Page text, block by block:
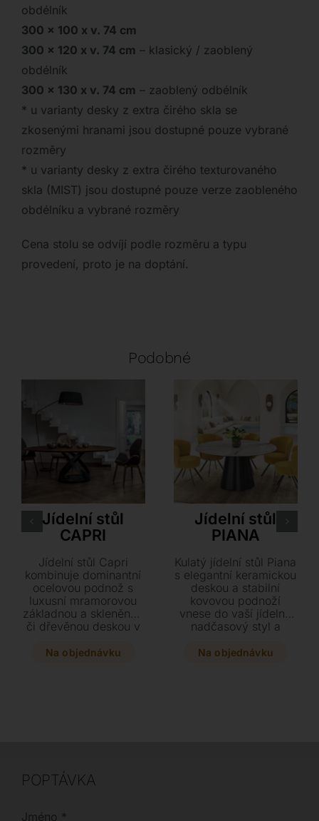
obdélník
300 x 100 x v. 74 cm
300 x 120 x v. 74 cm – klasický / zaoblený
obdélník
300 x 130 x v. 74 cm – zaoblený odbélník
* u varianty desky z extra čirého skla se
zkosenými hranami jsou dostupné pouze vybrané
rozměry
* u varianty desky z extra čirého texturovaného
skla (MIST) jsou dostupné pouze verze zaobleného
obdélníku a vybrané rozměry
Cena stolu se odvíjí podle rozměru a typu
provedení, proto je na doptání.
Podobné
Jídelní stůl
CAPRI
Jídelní stůl Capri
kombinuje dominantní
ocelovou podnož s
luxusní mramorovou
základnou a skleněnou
či dřevěnou deskou v
designový kousek
Itálie s precizně
zpracovanými
Na objednávku
Jídelní stůl
PIANA
Kulatý jídelní stůl Piana
s elegantní keramickou
deskou a stabilní
kovovou podnoží
vnese do vaší jídelny
nadčasový styl a
Vyberte si z několika
Na objednávku
POPTÁVKA
Jméno *